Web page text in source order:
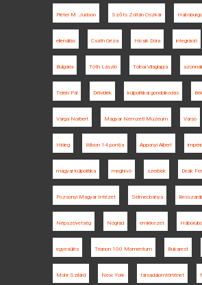
Pieter M. Judson Szőts Zoltán Oszkár
ellenállás Csáth Géza Hicsik Dóra integráció
Bulgária Tóth László Tolnai Világlapja azonnali
Teleki Pál Délvidék külpolitikai gondolkodás
Varga Norbert Magyar Nemzeti Múzeum Varsó
Hideg Wilson 14 pontja Apponyi Albert
magyar külpolitika meghívó szerbek Deák
Pozsonyi Magyar Intézet Selmecbánya
Népszövetség Nógrád emlékezet
egyesülés Trianon 100 Momentum Bukarest
Mohr Szilárd New York társadalomtörténet